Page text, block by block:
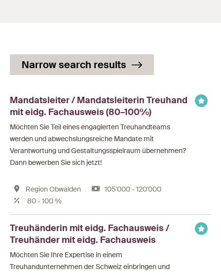
Narrow search results
Mandatsleiter / Mandatsleiterin Treuhand
mit eidg. Fachausweis (80–100%)
Möchten Sie Teil eines engagierten Treuhandteams
werden und abwechslungsreiche Mandate mit
Verantwortung und Gestaltungsspielraum übernehmen?
Dann bewerben Sie sich jetzt!
Region Obwalden
105'000 - 120'000
80 - 100 %
Treuhänderin mit eidg. Fachausweis /
Treuhänder mit eidg. Fachausweis
Möchten Sie Ihre Expertise in einem
Treuhandunternehmen der Schweiz einbringen und